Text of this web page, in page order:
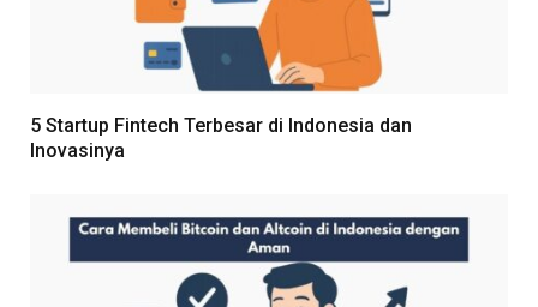
5 Startup Fintech Terbesar di Indonesia dan
Inovasinya